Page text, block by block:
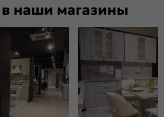
наши магазины